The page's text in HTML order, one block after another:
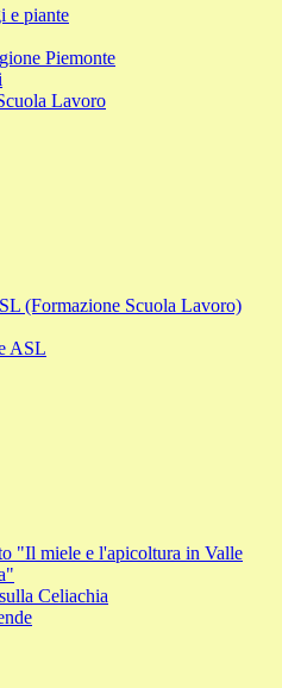
e piante
Piemonte
Lavoro
(Formazione Scuola Lavoro)
ASL
"Il miele e l'apicoltura in Valle
Celiachia